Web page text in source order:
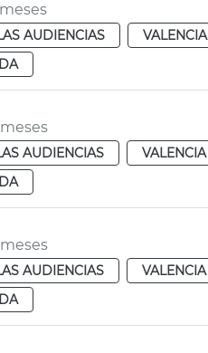
AUDIENCIAS VALENCIA
AUDIENCIAS VALENCIA
AUDIENCIAS VALENCIA